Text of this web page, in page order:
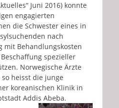
Juni 2016) konnte
engagierten
die Schwester eines in
nach
mit Behandlungskosten
spezieller
Norwegische Ärzte
heisst die junge
koreanischen Klinik in
Addis Abeba.